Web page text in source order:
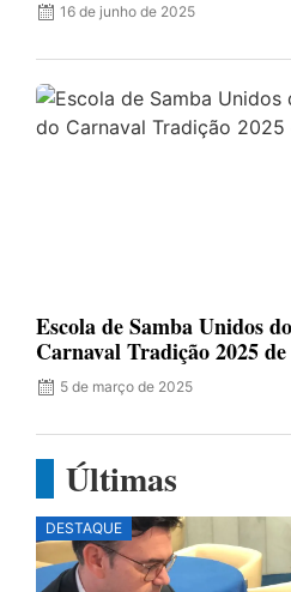
16 de junho de 2025
Escola de Samba Unidos
Carnaval Tradição 2025 de
5 de março de 2025
Últimas
DESTAQUE